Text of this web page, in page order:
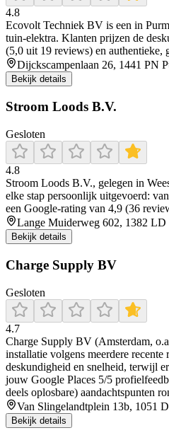
4.8
Ecovolt Techniek BV is een in
tuin‑elektra. Klanten prijzen de
(5,0 uit 19 reviews) en authentieke,
Dijckscampenlaan 26, 1441 PN
Bekijk details
Stroom Loods B.V.
Gesloten
4.8
Stroom Loods B.V., gelegen in
elke stap persoonlijk uitgevoerd:
een Google-rating van 4,9 (36
Lange Muiderweg 602, 1382 LD
Bekijk details
Charge Supply BV
Gesloten
4.7
Charge Supply BV (Amsterdam,
installatie volgens meerdere
deskundigheid en snelheid, terwijl
jouw Google Places 5/5
deels oplosbare) aandachtspunten
Van Slingelandtplein 13b, 1051
Bekijk details